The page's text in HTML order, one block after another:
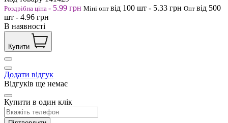
Роздрібна ціна - 5.99 грн Міні опт від 100 шт - 5.33 грн Опт від 500
шт - 4.96 грн
В наявності
Купити
Додати відгук
Відгуків ще немає
Купити в один клік